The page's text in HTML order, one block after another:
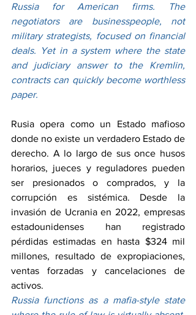
Russia for American firms. The
negotiators are businesspeople, not
military strategists, focused on financial
deals. Yet in a system where the state
and judiciary answer to the Kremlin,
contracts can quickly become worthless
paper.
Rusia opera como un Estado mafioso
donde no existe un verdadero Estado de
derecho. A lo largo de sus once husos
horarios, jueces y reguladores pueden
ser presionados o comprados, y la
corrupción es sistémica. Desde la
invasión de Ucrania en 2022, empresas
estadounidenses han registrado
pérdidas estimadas en hasta $324 mil
millones, resultado de expropiaciones,
ventas forzadas y cancelaciones de
activos.
Russia functions as a mafia-style state